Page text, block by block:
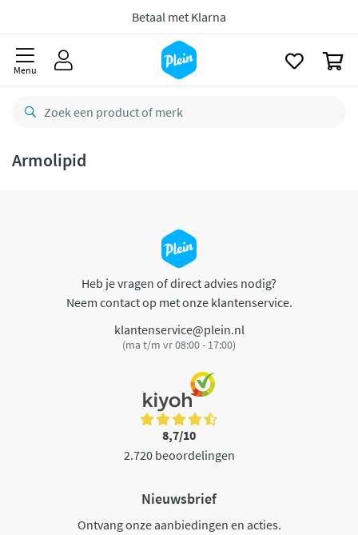
Betaal met Klarna
Menu
Armolipid
Heb je vragen of direct advies nodig?
Neem contact op met onze klantenservice.
klantenservice@plein.nl
(ma t/m vr 08:00 - 17:00)
8,7/10
2.720 beoordelingen
Nieuwsbrief
Ontvang onze aanbiedingen en acties.